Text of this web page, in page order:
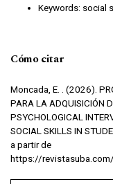
Keywords: social
Cómo citar
Moncada, E. . (2026).
PARA LA ADQUISICIÓN
PSYCHOLOGICAL
SOCIAL SKILLS IN
a partir de
https://